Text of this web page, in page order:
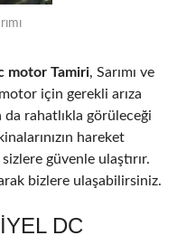
motor Tamiri, Sarımı ve
için gerekli arıza
rahatlıkla görüleceği
hareket
güvenle ulaştırır.
bizlere ulaşabilirsiniz.
DC